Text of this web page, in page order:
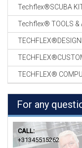
Techflex®SCUBA
Techflex® TOOLS &
TECHFLEX®
For any
CALL:
+31345515262